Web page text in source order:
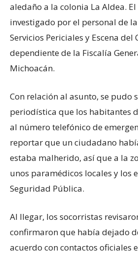
aledaño a la colonia La Aldea. El
investigado por el personal de
Servicios Periciales y Escena del
dependiente de la Fiscalía
Michoacán.
Con relación al asunto, se pudo
periodística que los habitantes
al número telefónico de
reportar que un ciudadano
estaba malherido, así que a la
unos paramédicos locales y los
Seguridad Pública.
Al llegar, los socorristas
confirmaron que había dejado
acuerdo con contactos oficiales